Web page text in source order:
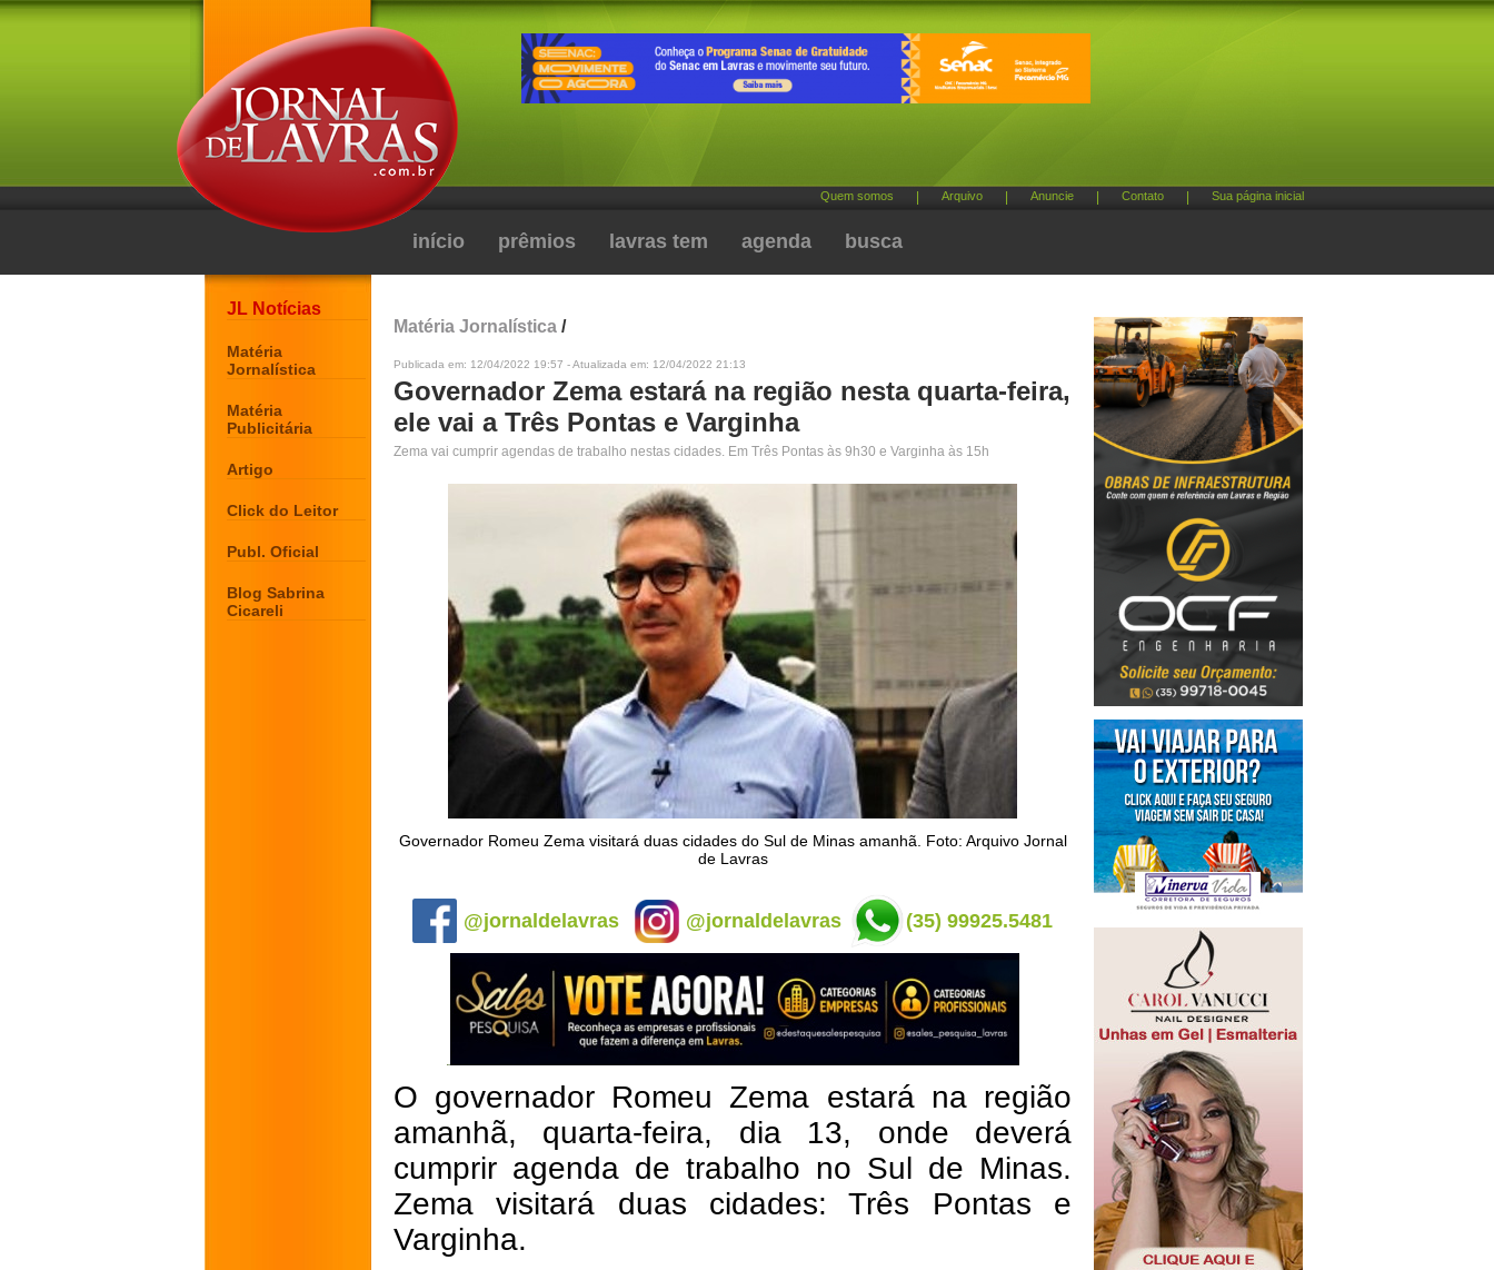
Quem somos Arquivo Anuncie Contato Sua página inicial
início prêmios lavras tem agenda busca
JL Notícias
Matéria
Jornalística
Matéria
Publicitária
Artigo
Click do Leitor
Publ. Oficial
Blog Sabrina
Cicareli
Matéria Jornalística /
Publicada em: 12/04/2022 19:57 - Atualizada em: 12/04/2022 21:13
Governador Zema estará na região nesta quarta-feira,
ele vai a Três Pontas e Varginha
Zema vai cumprir agendas de trabalho nestas cidades. Em Três Pontas às 9h30 e Varginha às 15h
Governador Romeu Zema visitará duas cidades do Sul de Minas amanhã. Foto: Arquivo Jornal
de Lavras
@jornaldelavras @jornaldelavras (35) 99925.5481
O governador Romeu Zema estará na região
amanhã, quarta-feira, dia 13, onde deverá
cumprir agenda de trabalho no Sul de Minas.
Zema visitará duas cidades: Três Pontas e
Varginha.